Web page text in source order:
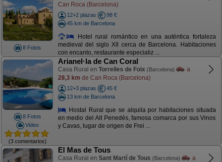
8 Fotos
Can Roca (Barcelona)
12+2 plazas
98 €
45 km de Barcelona
Hotel rural romántico en una auténtica fortaleza
medieval del siglo XII cerca de Barcelona. Habitaciones
con encanto, restaurante especializ ...
8 Fotos
Video
(3 comentarios)
Arianel·la de Can Coral
Casa Rural en Torrelles de Foix (Barcelona)
a
28,3 km de Can Roca (Barcelona)
12+3 plazas
45 €
13 km de Barcelona
Hostal Rural que se alquila por habitaciones situada
en medio del Alt Penedés, famosa comarca por sus Vinos
y Cavas, lugar de origen de Frei ...
El Mas de Tous
Casa Rural en Sant Martí de Tous (Barcelona)
a